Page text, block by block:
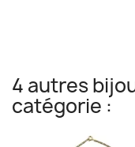
4 autres
catégorie :